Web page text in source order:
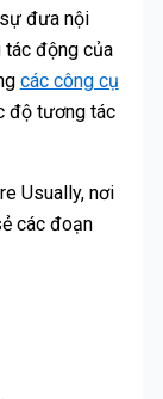
đưa nội
động của
các công cụ
độ tương tác
Usually, nơi
các đoạn